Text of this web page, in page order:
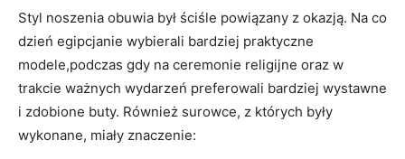
Styl noszenia obuwia był‍ ściśle powiązany z okazją. Na ‌co
dzień⁤ egipcjanie wybierali bardziej⁣ praktyczne
modele,podczas‌ gdy na ‌ceremonie religijne oraz ​w
trakcie‍ ważnych wydarzeń preferowali bardziej wystawne
i zdobione buty. Również surowce,⁢ z których były
wykonane, miały znaczenie: